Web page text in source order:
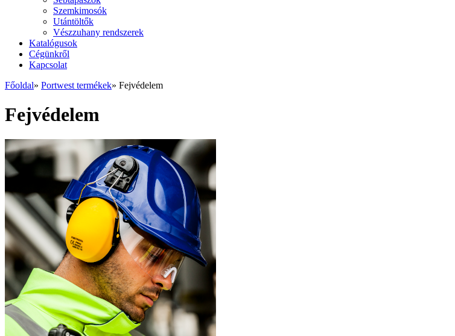
Szemkimosók
Utántöltők
Vészzuhany rendszerek
Katalógusok
Cégünkről
Kapcsolat
Főoldal» Portwest termékek» Fejvédelem
Fejvédelem